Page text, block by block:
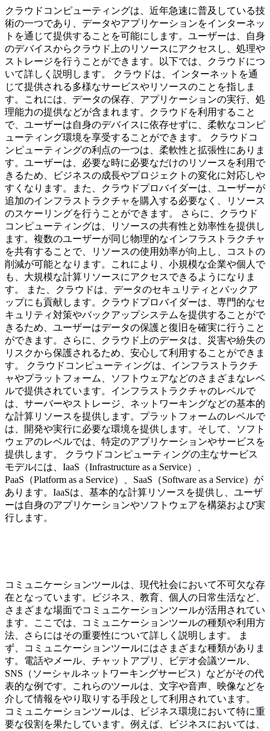
クラウドコンピューティングは、近年急速に普及している技
術の一つであり、データやアプリケーションをインターネッ
トを通じて提供することを可能にします。ユーザーは、自身
のデバイスからクラウド上のリソースにアクセスし、処理や
ストレージを行うことができます。以下では、クラウドにつ
いて詳しく説明します。 クラウドは、インターネットを通
じて提供される多様なサービスやリソースのことを指しま
す。これには、データの保存、アプリケーションの実行、処
理能力の提供などが含まれます。クラウドを利用すること
で、ユーザーは自身のデバイスに依存せずに、柔軟なコンピ
ューティング環境を享受することができます。 クラウドコ
ンピューティングの利点の一つは、柔軟性と拡張性にありま
す。ユーザーは、必要な時に必要なだけのリソースを利用で
きるため、ビジネスの成長やプロジェクトの変化に対応しや
すくなります。また、クラウドプロバイダーは、ユーザーが
追加のインフラストラクチャを購入する必要なく、リソース
のスケーリングを行うことができます。 さらに、クラウド
コンピューティングは、リソースの共有性と効率性を提供し
ます。複数のユーザーが同じ物理的なインフラストラクチャ
を共有することで、リソースの使用効率が向上し、コストの
削減が可能となります。これにより、小規模な企業や個人で
も、大規模な計算リソースにアクセスできるようになりま
す。 また、クラウドは、データのセキュリティとバックア
ップにも貢献します。クラウドプロバイダーは、専門的なセ
キュリティ対策やバックアップシステムを提供することがで
きるため、ユーザーはデータの保護と復旧を確実に行うこと
ができます。さらに、クラウド上のデータは、災害や紛失の
リスクから保護されるため、安心して利用することができま
す。 クラウドコンピューティングは、インフラストラクチ
ャやプラットフォーム、ソフトウェアなどのさまざまなレベ
ルで提供されています。インフラストラクチャのレベルで
は、サーバーやストレージ、ネットワーキングなどの基本的
な計算リソースを提供します。プラットフォームのレベルで
は、開発や実行に必要な環境を提供します。そして、ソフト
ウェアのレベルでは、特定のアプリケーションやサービスを
提供します。 クラウドコンピューティングの主なサービス
モデルには、IaaS（Infrastructure as a Service）、
PaaS（Platform as a Service）、SaaS（Software as a Service）が
あります。IaaSは、基本的な計算リソースを提供し、ユーザ
ーは自身のアプリケーションやソフトウェアを構築および実
行します。
コミュニケーションツールは、現代社会において不可欠な存
在となっています。ビジネス、教育、個人の日常生活など、
さまざまな場面でコミュニケーションツールが活用されてい
ます。ここでは、コミュニケーションツールの種類や利用方
法、さらにはその重要性について詳しく説明します。 ま
ず、コミュニケーションツールにはさまざまな種類がありま
す。電話やメール、チャットアプリ、ビデオ会議ツール、
SNS（ソーシャルネットワーキングサービス）などがその代
表的な例です。これらのツールは、文字や音声、映像などを
介して情報をやり取りする手段として利用されています。
コミュニケーションツールは、ビジネス環境において特に重
要な役割を果たしています。例えば、ビジネスにおいては、